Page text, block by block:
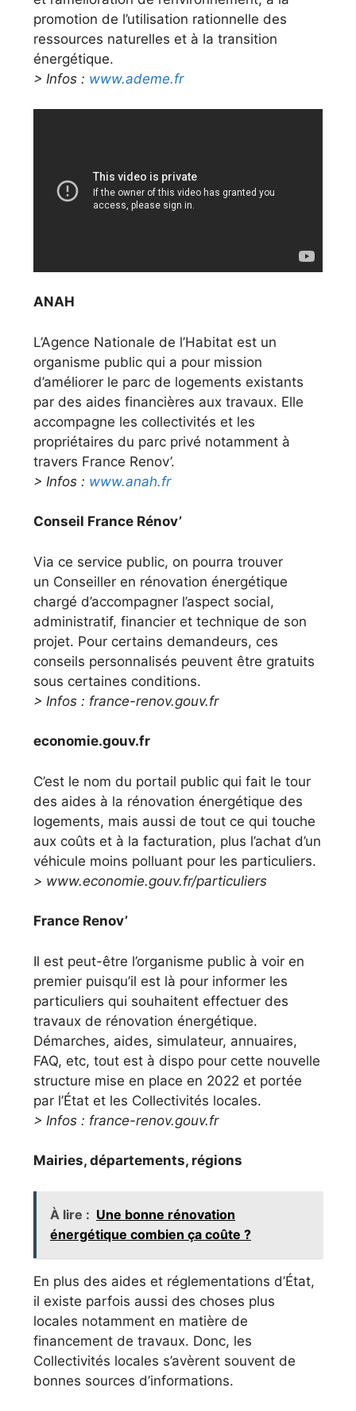
promotion de l’utilisation rationnelle des
ressources naturelles et à la transition
énergétique.
> Infos : www.ademe.fr
ANAH
L’Agence Nationale de l’Habitat est un
organisme public qui a pour mission
d’améliorer le parc de logements existants
par des aides financières aux travaux. Elle
accompagne les collectivités et les
propriétaires du parc privé notamment à
travers France Renov’.
> Infos : www.anah.fr
Conseil France Rénov’
Via ce service public, on pourra trouver
un Conseiller en rénovation énergétique
chargé d’accompagner l’aspect social,
administratif, financier et technique de son
projet. Pour certains demandeurs, ces
conseils personnalisés peuvent être gratuits
sous certaines conditions.
> Infos : france-renov.gouv.fr
economie.gouv.fr
C’est le nom du portail public qui fait le tour
des aides à la rénovation énergétique des
logements, mais aussi de tout ce qui touche
aux coûts et à la facturation, plus l’achat d’un
véhicule moins polluant pour les particuliers.
> www.economie.gouv.fr/particuliers
France Renov’
Il est peut-être l’organisme public à voir en
premier puisqu’il est là pour informer les
particuliers qui souhaitent effectuer des
travaux de rénovation énergétique.
Démarches, aides, simulateur, annuaires,
FAQ, etc, tout est à dispo pour cette nouvelle
structure mise en place en 2022 et portée
par l’État et les Collectivités locales.
> Infos : france-renov.gouv.fr
Mairies, départements, régions
À lire : Une bonne rénovation
énergétique combien ça coûte ?
En plus des aides et réglementations d’État,
il existe parfois aussi des choses plus
locales notamment en matière de
financement de travaux. Donc, les
Collectivités locales s’avèrent souvent de
bonnes sources d’informations.